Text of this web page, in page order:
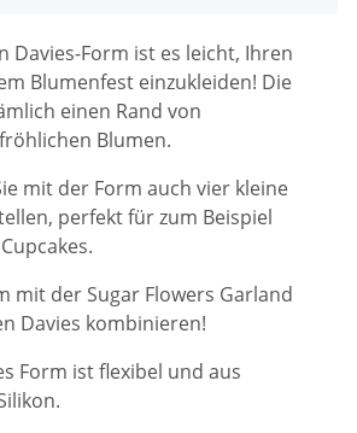
Davies-Form ist es leicht, Ihren
Blumenfest einzukleiden! Die
einen Rand von
Blumen.
mit der Form auch vier kleine
perfekt für zum Beispiel
mit der Sugar Flowers Garland
Davies kombinieren!
Form ist flexibel und aus